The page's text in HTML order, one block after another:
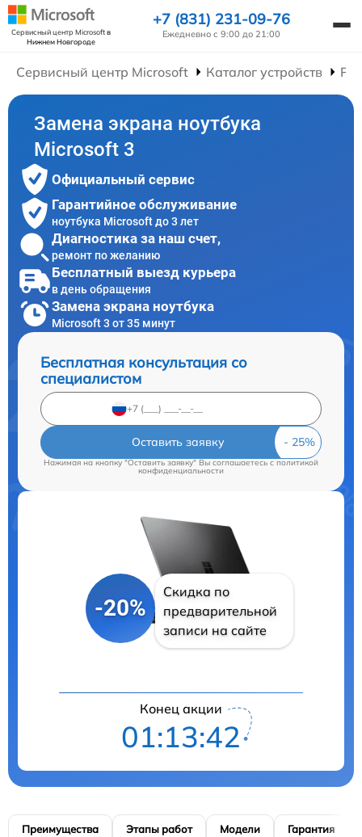
Сервисный центр Microsoftв
Нижнем Новгороде
+7 (831) 231-09-76
Ежедневно с 9:00 до 21:00
Сервисный центр Microsoft Каталог устройств
Замена экрана ноутбука
Microsoft 3
Официальный сервис
Гарантийное обслуживание
ноутбука Microsoft до 3 лет
Диагностика за наш счет,
ремонт по желанию
Бесплатный выезд курьера
в день обращения
Замена экрана ноутбука
Microsoft 3 от 35 минут
Бесплатная консультация со
специалистом
Оставить заявку
Нажимая на кнопку "Оставить заявку" Вы соглашаетесь cполитикой
конфиденциальности
-20%
Скидка по
предварительной
записи на сайте
Конец акции
01:13:41
Преимущества Этапы работ Модели Гарантия